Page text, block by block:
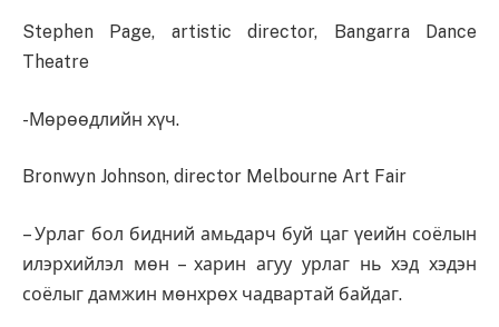
Stephen Page, artistic director, Bangarra Dance
Theatre
-Мөрөөдлийн хүч.
Bronwyn Johnson, director Melbourne Art Fair
– Урлаг бол бидний амьдарч буй цаг үеийн соёлын
илэрхийлэл мөн – харин агуу урлаг нь хэд хэдэн
соёлыг дамжин мөнхрөх чадвартай байдаг.